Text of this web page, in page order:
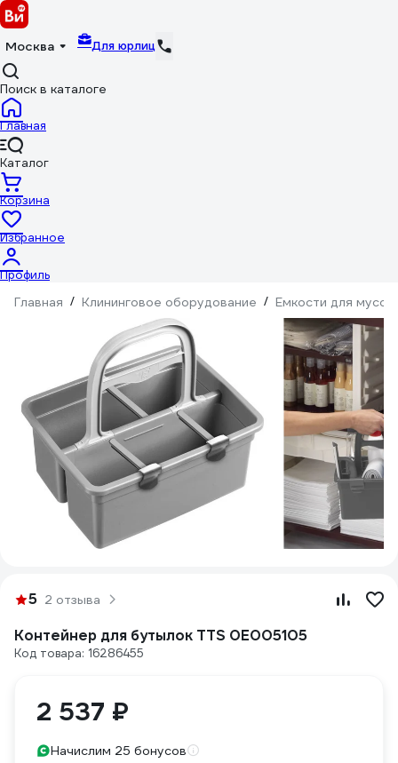
Москва Для юрлиц
Поиск в каталоге
Главная
Каталог
Корзина
Избранное
Профиль
Главная / Клининговое оборудование / Емкости для
5 2 отзыва
Контейнер для бутылок TTS 0E005105
Код товара: 16286455
2 537 ₽
Начислим 25 бонусов